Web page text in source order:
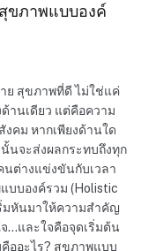
ขภาพแบบองค์
ย สุขภาพที่ดี ไม่ใช่แค่
านเดียว แต่คือความ
คม หากเพียงด้านใด
นจะส่งผลกระทบถึงทุก
นต่างแข่งขันกับเวลา
บบองค์รวม (Holistic
มหันมาให้ความสำคัญ
จ…และใจคือจุดเริ่มต้น
ออะไร? สุขภาพแบบ